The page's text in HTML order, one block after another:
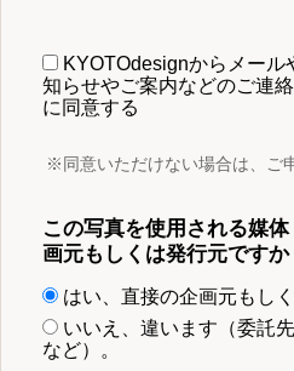
KYOTOdesignからメール
知らせやご案内などのご連
に同意する
※同意いただけない場合は、ご
この写真を使用される媒
画元もしくは発行元ですか
はい、直接の企画元もし
いいえ、違います（委託
など）。